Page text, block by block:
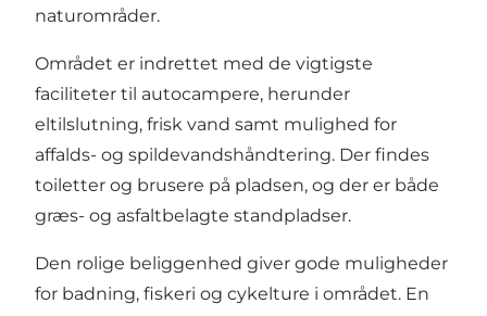
naturområder.
Området er indrettet med de vigtigste
faciliteter til autocampere, herunder
eltilslutning, frisk vand samt mulighed for
affalds- og spildevandshåndtering. Der findes
toiletter og brusere på pladsen, og der er både
græs- og asfaltbelagte standpladser.
Den rolige beliggenhed giver gode muligheder
for badning, fiskeri og cykelture i området. En